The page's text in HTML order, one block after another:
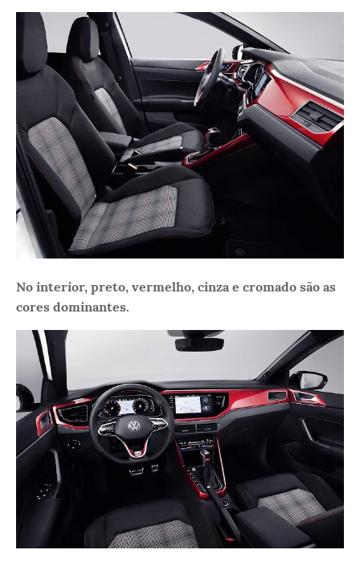
No interior, preto, vermelho, cinza e cromado são as
cores dominantes.